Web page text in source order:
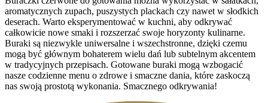
aromatycznych zupach, puszystych plackach czy nawet w słodkich
deserach. Warto eksperymentować w kuchni, aby odkrywać
całkowicie nowe smaki i rozszerzać swoje horyzonty kulinarne.
Buraki są niezwykle uniwersalne i wszechstronne, dzięki czemu
mogą być głównym bohaterem wielu dań lub subtelnym akcentem
w tradycyjnych przepisach. Gotowane buraki mogą wzbogacić
nasze codzienne menu o zdrowe i smaczne dania, które zaskoczą
nas swoją prostotą wykonania. Smacznego odkrywania!